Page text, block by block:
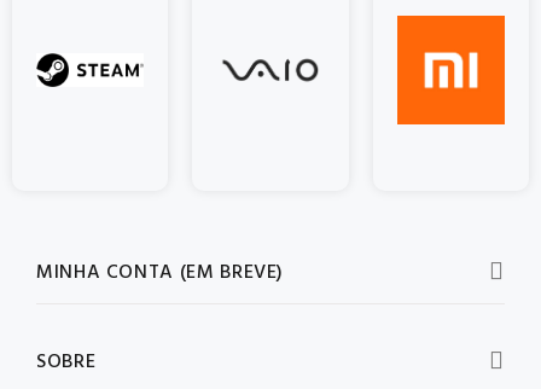
MINHA CONTA (EM BREVE)
SOBRE